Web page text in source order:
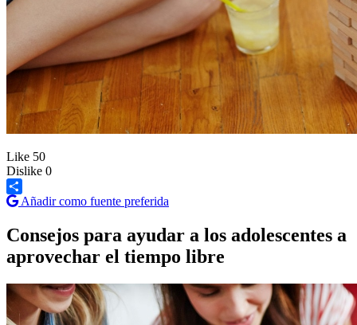
Like 50
Dislike 0
Share
Añadir como fuente preferida
Consejos para ayudar a los adolescentes a
aprovechar el tiempo libre